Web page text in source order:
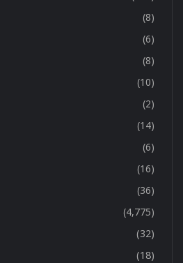
(8)
(6)
(8)
(10)
(2)
(14)
(6)
(16)
(36)
(4,775)
(32)
(18)